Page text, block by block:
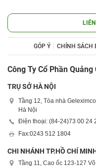
GÓP Ý CHÍNH SÁCH
Công Ty Cổ Phần
TRỤ SỞ HÀ NỘI
Tầng 12, Tòa nhà
Hà Nội
Điện thoại: (84-24)73 00 24
Fax:0243 512 1804
CHI NHÁNH TP.HỒ CHÍ
Tầng 11, Cao ốc 123-127